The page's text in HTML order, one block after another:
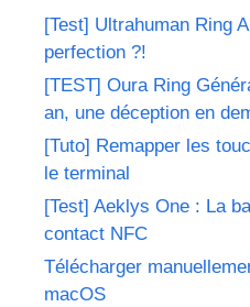
[Test] Ultrahuman Ring
perfection ?!
[TEST] Oura Ring
an, une déception en
[Tuto] Remapper les
le terminal
[Test] Aeklys One : La
contact NFC
Télécharger
macOS